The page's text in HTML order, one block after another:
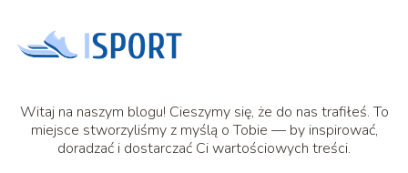
Witaj na naszym blogu! Cieszymy się, że do nas trafiłeś. To
miejsce stworzyliśmy z myślą o Tobie — by inspirować,
doradzać i dostarczać Ci wartościowych treści.